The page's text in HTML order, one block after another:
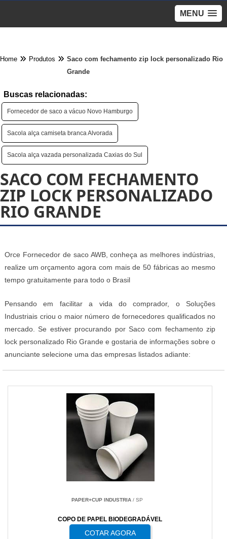
MENU
Home Produtos
Saco com fechamento zip lock personalizado Rio
Grande
Buscas relacionadas:
Fornecedor de saco a vácuo Novo Hamburgo
Sacola alça camiseta branca Alvorada
Sacola alça vazada personalizada Caxias do Sul
SACO COM FECHAMENTO
ZIP LOCK PERSONALIZADO
RIO GRANDE
Orce Fornecedor de saco AWB, conheça as melhores indústrias,
realize um orçamento agora com mais de 50 fábricas ao mesmo
tempo gratuitamente para todo o Brasil
Pensando em facilitar a vida do comprador, o Soluções
Industriais criou o maior número de fornecedores qualificados no
mercado. Se estiver procurando por Saco com fechamento zip
lock personalizado Rio Grande e gostaria de informações sobre o
anunciante selecione uma das empresas listados adiante:
PAPER+CUP INDUSTRIA / SP
COPO DE PAPEL BIODEGRADÁVEL
COTAR AGORA